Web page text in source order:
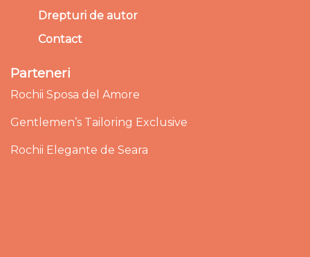
Drepturi de autor
Contact
Parteneri
Rochii Sposa del Amore
Gentlemen’s Tailoring Exclusive
Rochii Elegante de Seara